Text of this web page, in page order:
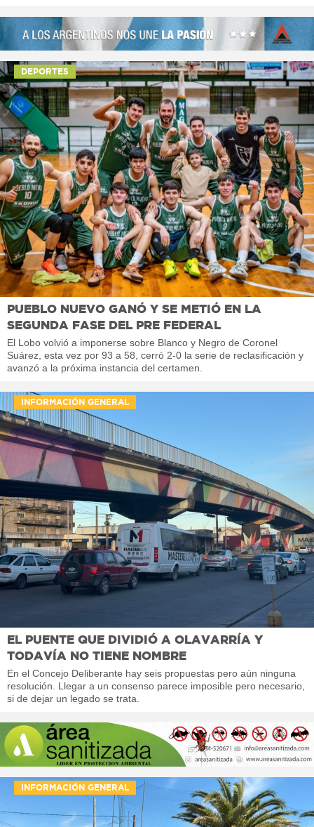
DEPORTES
PUEBLO NUEVO GANÓ Y SE METIÓ EN LA
SEGUNDA FASE DEL PRE FEDERAL
El Lobo volvió a imponerse sobre Blanco y Negro de Coronel
Suárez, esta vez por 93 a 58, cerró 2-0 la serie de reclasificación y
avanzó a la próxima instancia del certamen.
INFORMACIÓN GENERAL
EL PUENTE QUE DIVIDIÓ A OLAVARRÍA Y
TODAVÍA NO TIENE NOMBRE
En el Concejo Deliberante hay seis propuestas pero aún ninguna
resolución. Llegar a un consenso parece imposible pero necesario,
si de dejar un legado se trata.
INFORMACIÓN GENERAL